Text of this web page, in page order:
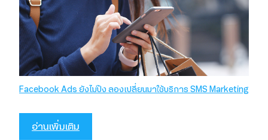
Facebook Ads ยังไม่ปัง ลองเปลี่ยนมาใช้บริการ SMS Marketing
อ่านเพิ่มเติม